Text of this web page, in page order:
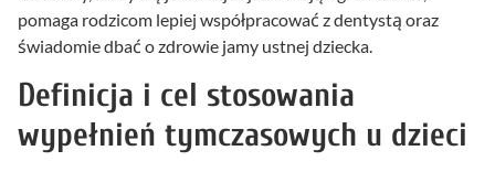
pomaga rodzicom lepiej współpracować z dentystą oraz
świadomie dbać o zdrowie jamy ustnej dziecka.
Definicja i cel stosowania
wypełnień tymczasowych u dzieci